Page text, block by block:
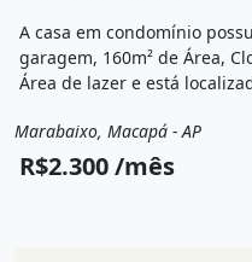
A casa em condomínio
garagem, 160m² de Área,
Área de lazer e está
Aluguel
Casa em
Marabaixo, Macapá - AP
R$2.300 /mês